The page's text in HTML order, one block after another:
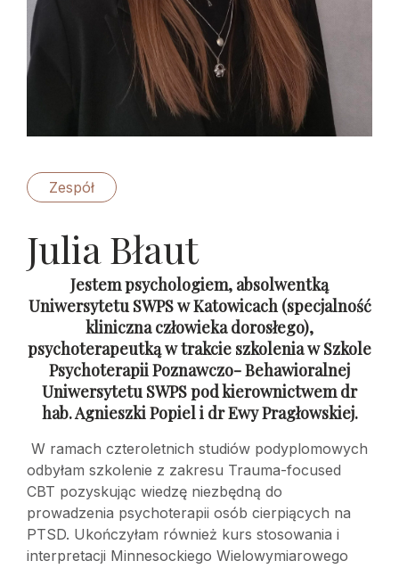
Zespół
Julia Błaut
Jestem psychologiem, absolwentką
Uniwersytetu SWPS w Katowicach (specjalność
kliniczna człowieka dorosłego),
psychoterapeutką w trakcie szkolenia w Szkole
Psychoterapii Poznawczo- Behawioralnej
Uniwersytetu SWPS pod kierownictwem dr
hab. Agnieszki Popiel i dr Ewy Pragłowskiej.
W ramach czteroletnich studiów podyplomowych
odbyłam szkolenie z zakresu Trauma-focused
CBT pozyskując wiedzę niezbędną do
prowadzenia psychoterapii osób cierpiących na
PTSD. Ukończyłam również kurs stosowania i
interpretacji Minnesockiego Wielowymiarowego